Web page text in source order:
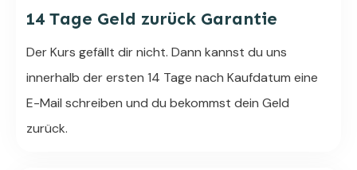
14 Tage Geld zurück Garantie
Der Kurs gefällt dir nicht. Dann kannst du uns
innerhalb der ersten 14 Tage nach Kaufdatum eine
E-Mail schreiben und du bekommst dein Geld
zurück.